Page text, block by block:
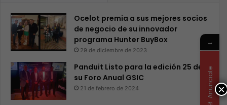
Ocelot premia a sus mejores socios
de negocio de su innovador
programa Hunter BuyBox
29 de diciembre de 2023
Panduit Listo para la edición 25 de
su Foro Anual GSIC
21 de febrero de 2024 ×
→
Anunciate